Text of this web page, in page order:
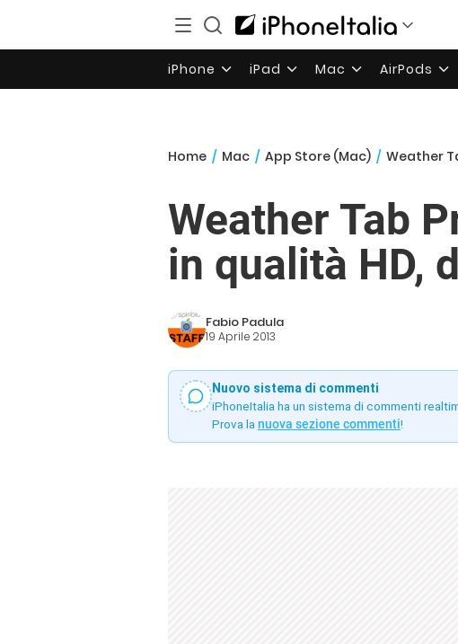
iPhone iPad Mac AirPods
Home / Mac / App Store (Mac) / Weather
Weather Tab
in qualità HD,
Fabio Padula
19 Aprile 2013
Nuovo sistema di commenti
iPhoneItalia ha un sistema di commenti
Prova la nuova sezione commenti!